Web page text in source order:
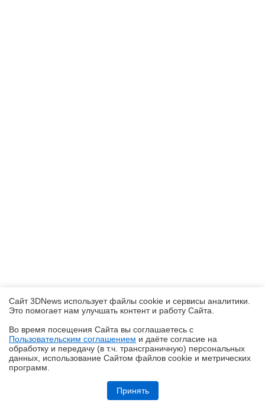
Кремний-углеродные батареи становятся массовыми
Сайт 3DNews использует файлы cookie и сервисы аналитики.
Это помогает нам улучшать контент и работу Cайта.
Во время посещения Cайта вы соглашаетесь с
Пользовательским соглашением и даёте согласие на
обработку и передачу (в т.ч. трансграничную) персональных
данных, использование Cайтом файлов cookie и метрических
программ.
Принять